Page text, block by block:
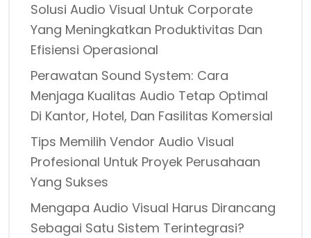
Solusi Audio Visual Untuk Corporate
Yang Meningkatkan Produktivitas Dan
Efisiensi Operasional
Perawatan Sound System: Cara
Menjaga Kualitas Audio Tetap Optimal
Di Kantor, Hotel, Dan Fasilitas Komersial
Tips Memilih Vendor Audio Visual
Profesional Untuk Proyek Perusahaan
Yang Sukses
Mengapa Audio Visual Harus Dirancang
Sebagai Satu Sistem Terintegrasi?